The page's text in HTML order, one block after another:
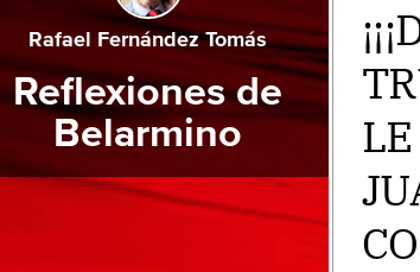
Rafael Fernández Tomás
Reflexiones de
Belarmino